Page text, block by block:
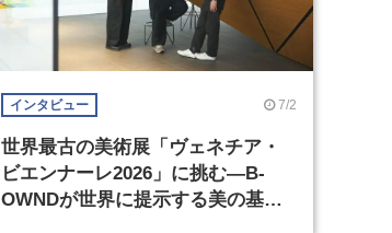
インタビュー 7/2
世界最古の美術展「ヴェネチア・
ビエンナーレ2026」に挑む―B-
OWNDが世界に提示する美の基準